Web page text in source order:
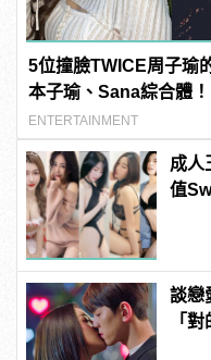
5位撞臉TWICE周子瑜
本子瑜、Sana綜合體！
ENTERTAINMENT
成人
值
談戀
「